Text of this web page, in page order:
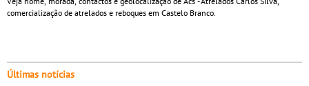
comercialização de atrelados e reboques em Castelo Branco.
Últimas notícias